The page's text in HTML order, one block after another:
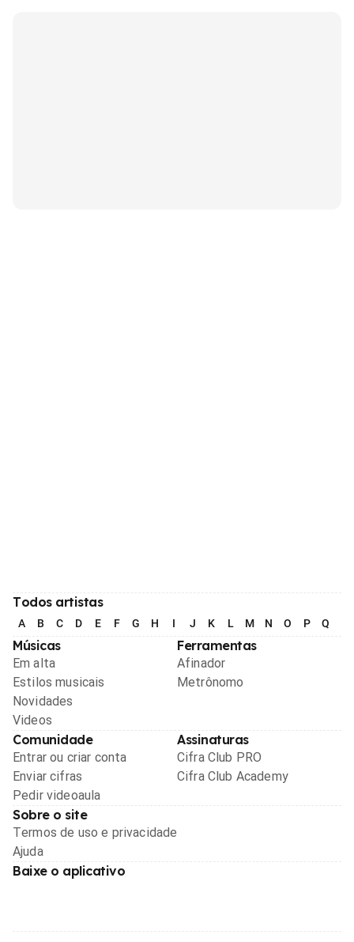
Todos artistas
A B C D E F G H I J K L M N O P Q
Músicas
Em alta
Estilos musicais
Novidades
Videos
Ferramentas
Afinador
Metrônomo
Comunidade
Entrar ou criar conta
Enviar cifras
Pedir videoaula
Assinaturas
Cifra Club PRO
Cifra Club Academy
Sobre o site
Termos de uso e privacidade
Ajuda
Baixe o aplicativo